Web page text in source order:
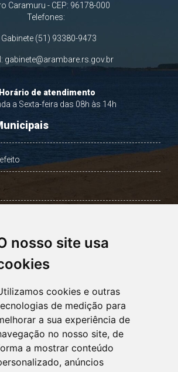
nosso site usa
cookies e outras
de medição para
a sua experiência de
no nosso site, de
a mostrar conteúdo
anúncios
Caramuru - CEP: 96178-000
Telefones:
Gabinete (51) 93380-9473
gabinete@arambare.rs.gov.br
Horário de atendimento
a Sexta-feira das 08h às 14h
e Meio Ambiente
Social
Econômico
do Município
e Cultura